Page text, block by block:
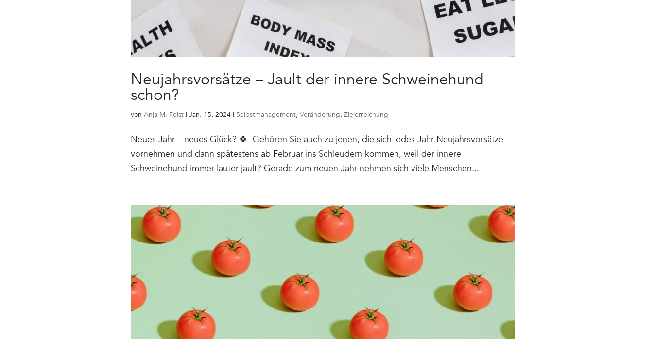
Neujahrsvorsätze – Jault der innere Schweinehund
schon?
von Anja M. Feist| Jan. 15, 2024| Selbstmanagement, Veränderung, Zielerreichung
Neues Jahr – neues Glück? 🍀 Gehören Sie auch zu jenen, die sich jedes Jahr Neujahrsvorsätze
vornehmen und dann spätestens ab Februar ins Schleudern kommen, weil der innere
Schweinehund immer lauter jault? Gerade zum neuen Jahr nehmen sich viele Menschen...